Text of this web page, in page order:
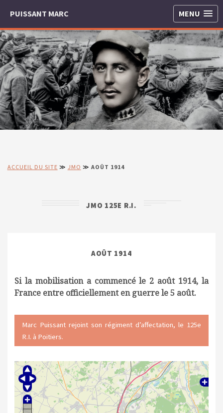
MENU
PUISSANT MARC
ACCUEIL DU SITE ≫ JMO ≫ AOÛT 1914
JMO 125E R.I.
AOÛT 1914
Si la mobilisation a commencé le 2 août 1914, la
France entre officiellement en guerre le 5 août.
Marc Puissant rejoint son régiment d’affectation, le 125e
R.I. à Poitiers.